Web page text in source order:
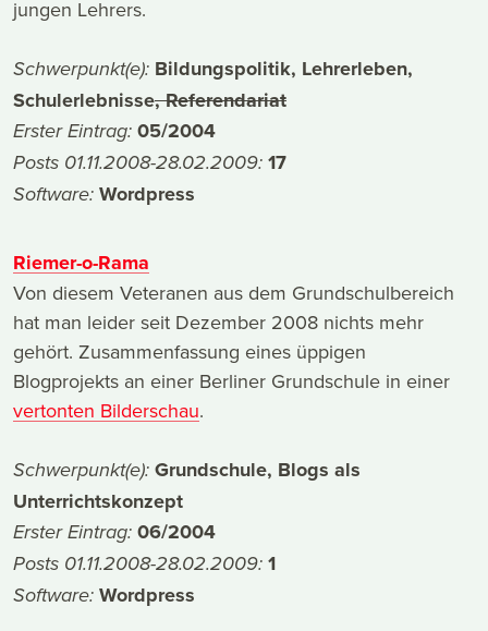
jungen Lehrers.
Schwerpunkt(e): Bildungspolitik, Lehrerleben,
Schulerlebnisse, Referendariat
Erster Eintrag: 05/2004
Posts 01.11.2008-28.02.2009: 17
Software: Wordpress
Riemer-o-Rama
Von diesem Veteranen aus dem Grundschulbereich
hat man leider seit Dezember 2008 nichts mehr
gehört. Zusammenfassung eines üppigen
Blogprojekts an einer Berliner Grundschule in einer
vertonten Bilderschau.
Schwerpunkt(e): Grundschule, Blogs als
Unterrichtskonzept
Erster Eintrag: 06/2004
Posts 01.11.2008-28.02.2009: 1
Software: Wordpress